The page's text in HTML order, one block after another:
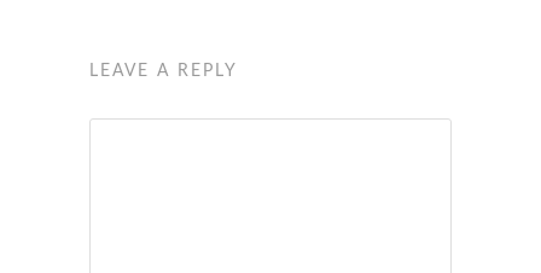
LEAVE A REPLY